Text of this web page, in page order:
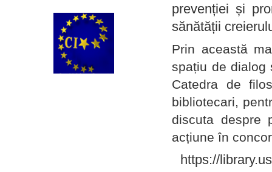
prevenției și
sănătății
Prin această
spațiu de dialog
Catedra de
bibliotecari,
discuta despre
acțiune în
https://